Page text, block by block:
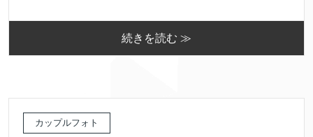
続きを読む ≫
カップルフォト